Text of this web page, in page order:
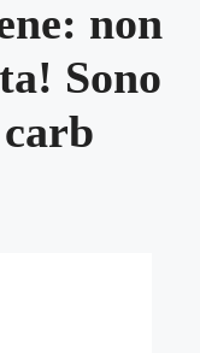
non
Sono